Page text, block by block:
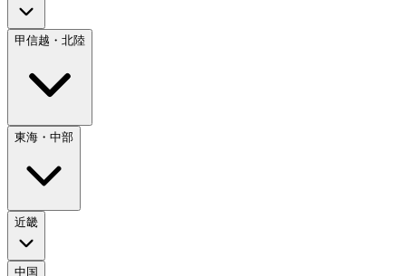
甲信越・北陸
東海・中部
近畿
中国